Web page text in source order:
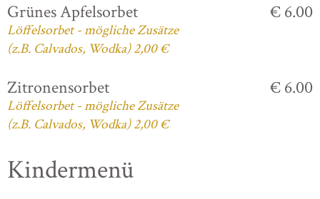
Grünes Apfelsorbet
Löffelsorbet - mögliche Zusätze
(z.B. Calvados, Wodka) 2,00 €
€ 6.00
Zitronensorbet
Löffelsorbet - mögliche Zusätze
(z.B. Calvados, Wodka) 2,00 €
€ 6.00
Kindermenü